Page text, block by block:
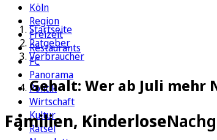
Köln
Region
Freizeit
Restaurants
FC
Panorama
Politik
Wirtschaft
Kultur
Rätsel
Startseite
Ratgeber
Verbraucher
Gehalt: Wer ab Juli mehr
Familien, Kinderlose